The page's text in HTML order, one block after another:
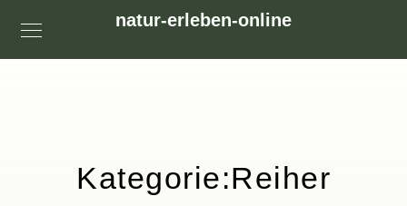
natur-erleben-online
Kategorie:Reiher